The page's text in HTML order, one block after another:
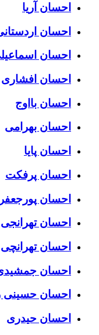
احسان آریا
احسان
احسان
احسان افشاری
احسان بااوج
احسان بهرامی
احسان پایا
احسان پرفکت
احسان
احسان تهرانجی
احسان تهرانچی
احسان
احسان حسینی
احسان حیدری